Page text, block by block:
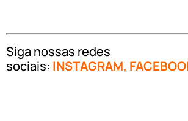
Siga nossas redes
sociais: INSTAGRAM,